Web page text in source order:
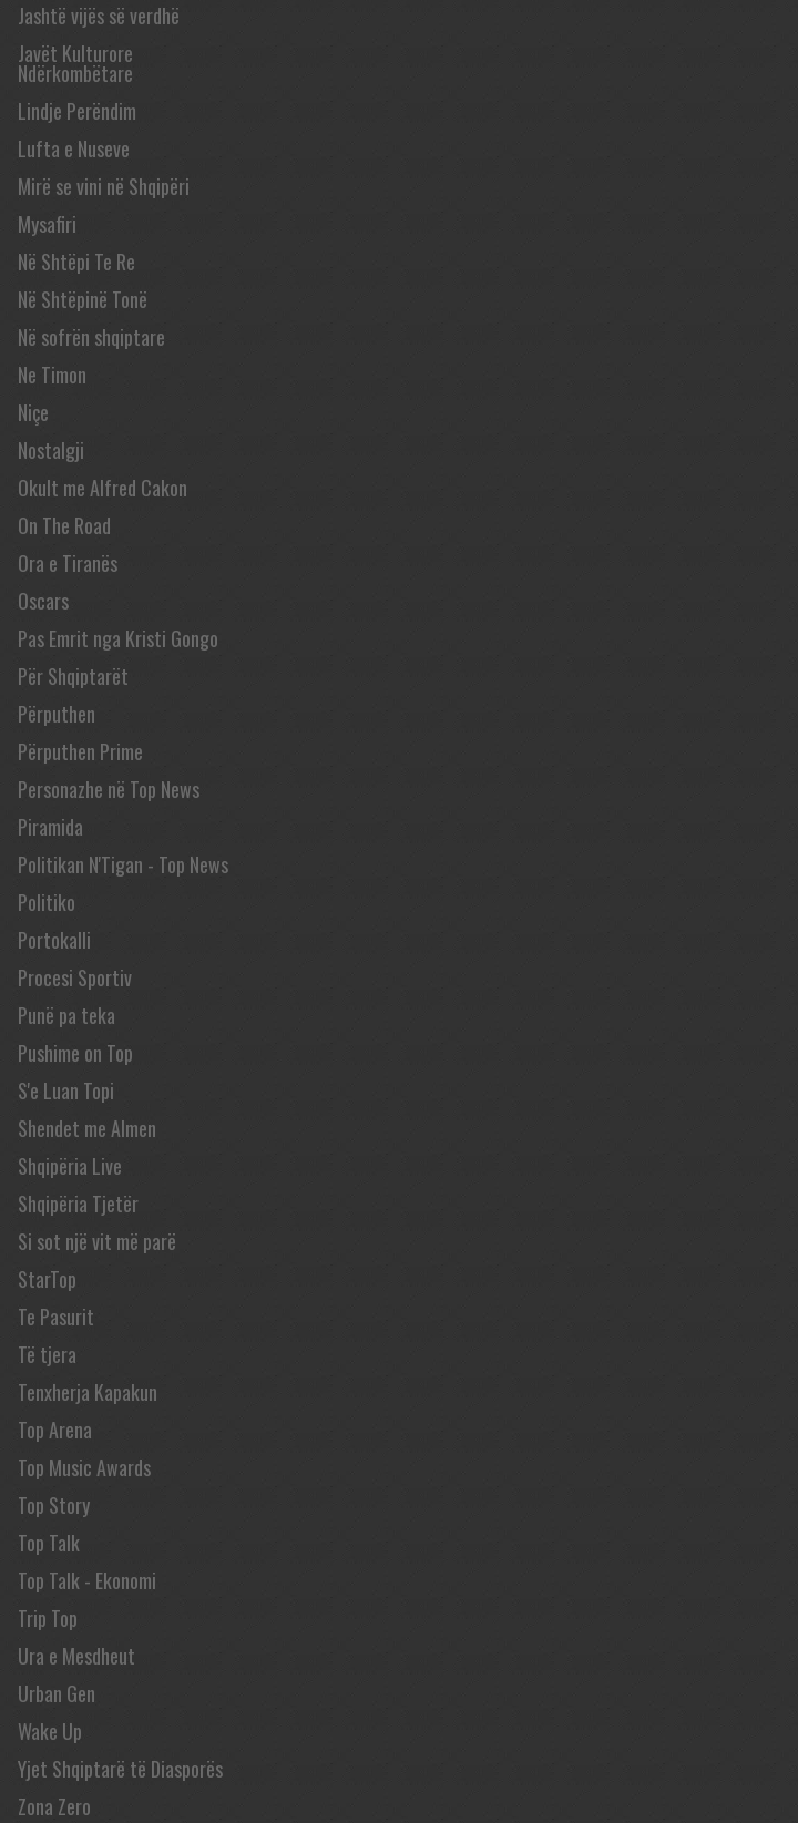
Jashtë vijës së verdhë
Javët Kulturore
Ndërkombëtare
Lindje Perëndim
Lufta e Nuseve
Mirë se vini në Shqipëri
Mysafiri
Në Shtëpi Te Re
Në Shtëpinë Tonë
Në sofrën shqiptare
Ne Timon
Niçe
Nostalgji
Okult me Alfred Cakon
On The Road
Ora e Tiranës
Oscars
Pas Emrit nga Kristi Gongo
Për Shqiptarët
Përputhen
Përputhen Prime
Personazhe në Top News
Piramida
Politikan N'Tigan - Top News
Politiko
Portokalli
Procesi Sportiv
Punë pa teka
Pushime on Top
S'e Luan Topi
Shendet me Almen
Shqipëria Live
Shqipëria Tjetër
Si sot një vit më parë
StarTop
Te Pasurit
Të tjera
Tenxherja Kapakun
Top Arena
Top Music Awards
Top Story
Top Talk
Top Talk - Ekonomi
Trip Top
Ura e Mesdheut
Urban Gen
Wake Up
Yjet Shqiptarë të Diasporës
Zona Zero